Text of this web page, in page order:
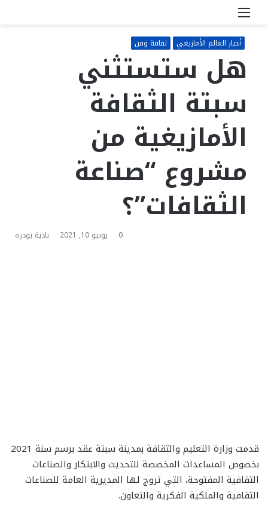
أخبار العالم الأمازيغي ثقافة وفن
هل ستستثني
سبتة الثقافة
الأمازيغية من
مشروع “صناعة
الثقافات”؟
نادية بودرة يونيو 10, 2021 0
قدمت وزارة التعليم والثقافة بمدينة سبتة عقد برسم سنة 2021
بخصوص المساعدات المخصصة للتحديث والابتكار والصناعات
الثقافية المفتوحة، التي تروج لها المديرية العامة للصناعات
الثقافية والملكية الفكرية والتعاون.